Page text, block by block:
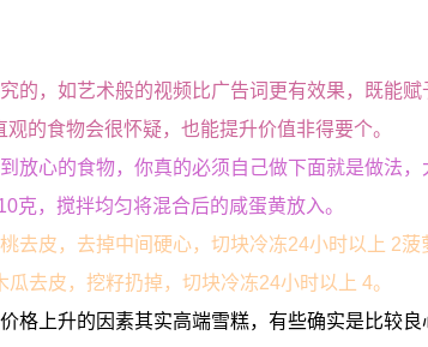
的，如艺术般的视频比广告词更有效果，既能赋
的食物会很怀疑，也能提升价值非得要个。
放心的食物，你真的必须自己做下面就是做法，
克，搅拌均匀将混合后的咸蛋黄放入。
去皮，去掉中间硬心，切块冷冻24小时以上 2菠
去皮，挖籽扔掉，切块冷冻24小时以上 4。
格上升的因素其实高端雪糕，有些确实是比较良